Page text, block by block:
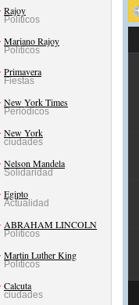
Rajoy
Políticos
Mariano Rajoy
Políticos
Primavera
Fiestas
New York Times
Periódicos
New York
ciudades
Nelson Mandela
Solidaridad
Egipto
Actualidad
ABRAHAM LINCOLN
Políticos
Martin Luther King
Políticos
Calcuta
ciudades